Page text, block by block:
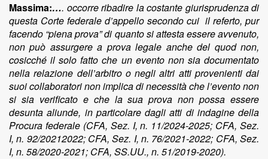
Massima:…. occorre ribadire la costante giurisprudenza di
questa Corte federale d’appello secondo cui il referto, pur
facendo “piena prova” di quanto si attesta essere avvenuto,
non può assurgere a prova legale anche del quod non,
cosicché il solo fatto che un evento non sia documentato
nella relazione dell’arbitro o negli altri atti provenienti dai
suoi collaboratori non implica di necessità che l’evento non
si sia verificato e che la sua prova non possa essere
desunta aliunde, in particolare dagli atti di indagine della
Procura federale (CFA, Sez. I, n. 11/2024-2025; CFA, Sez.
I, n. 92/20212022; CFA, Sez. I, n. 76/2021-2022; CFA, Sez.
I, n. 58/2020-2021; CFA, SS.UU., n. 51/2019-2020).